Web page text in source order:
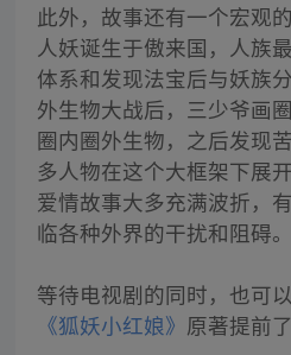
此外，故事还有一个宏观
人妖诞生于傲来国，人族
体系和发现法宝后与妖族
外生物大战后，三少爷画
圈内圈外生物，之后发现
多人物在这个大框架下展
爱情故事大多充满波折，
临各种外界的干扰和阻碍。
等待电视剧的同时，也可
《狐妖小红娘》 原著提前